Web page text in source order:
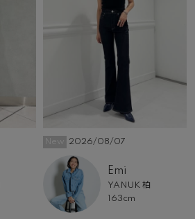
2026/08/07
Emi
YANUK 柏
163cm